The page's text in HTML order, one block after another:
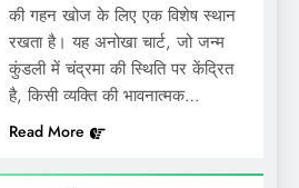
की गहन खोज के लिए एक विशेष स्थान
रखता है। यह अनोखा चार्ट, जो जन्म
कुंडली में चंद्रमा की स्थिति पर केंद्रित
है, किसी व्यक्ति की भावनात्मक…
Read More